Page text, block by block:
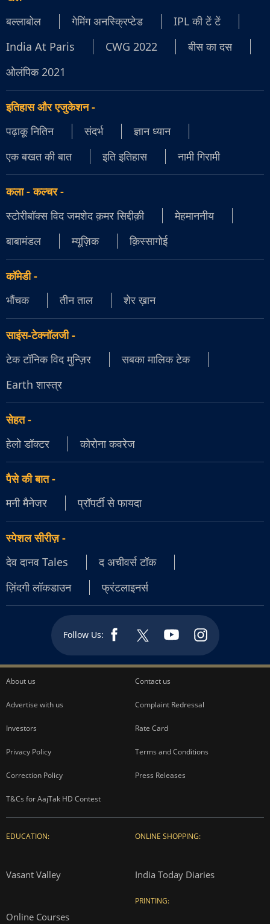
बल्लाबोल
गेमिंग अनस्क्रिप्टेड
IPL की टें टें
India At Paris
CWG 2022
बीस का दस
ओलंपिक 2021
इतिहास और एजुकेशन-
पढ़ाकू नितिन
संदर्भ
ज्ञान ध्यान
एक बखत की बात
इति इतिहास नामी गिरामी
कला - कल्चर-
स्टोरीबॉक्स विद जमशेद क़मर सिद्दीक़ी
मेहमाननीय
बाबामंडल
म्यूज़िक क़िस्सागोई
कॉमेडी-
भौंचक
तीन ताल शेर ख़ान
साइंस-टेक्नॉलजी-
टेक टॉनिक विद मुन्ज़िर
सबका मालिक टेक
Earth शास्त्र
सेहत-
हेलो डॉक्टर
कोरोना कवरेज
पैसे की बात-
मनी मैनेजर
प्रॉपर्टी से फायदा
स्पेशल सीरीज़-
देव दानव Tales
द अचीवर्स टॉक
ज़िंदगी लॉकडाउन
फ्रंटलाइनर्स
Follow Us:
About us Contact us
Advertise with us Complaint Redressal
Investors Rate Card
Privacy Policy Terms and Conditions
Correction Policy Press Releases
T&Cs for AajTak HD Contest
EDUCATION:
Vasant Valley
Online Courses
ONLINE SHOPPING:
India Today Diaries
PRINTING: